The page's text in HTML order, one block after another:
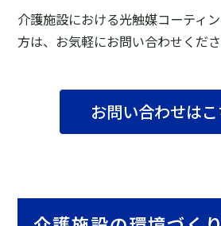
介護施設における光触媒コーティ
方は、お気軽にお問い合わせくださ
お問い合わせは